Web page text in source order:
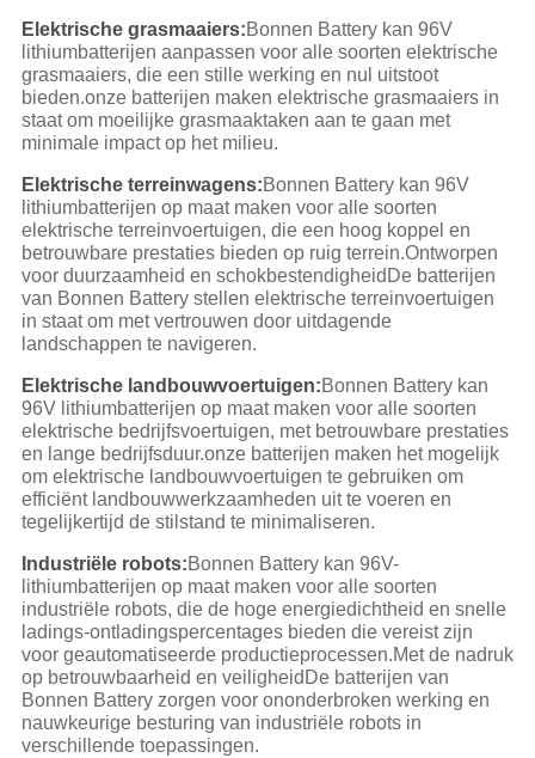
Elektrische grasmaaiers:Bonnen Battery kan 96V
lithiumbatterijen aanpassen voor alle soorten elektrische
grasmaaiers, die een stille werking en nul uitstoot
bieden.onze batterijen maken elektrische grasmaaiers in
staat om moeilijke grasmaaktaken aan te gaan met
minimale impact op het milieu.
Elektrische terreinwagens:Bonnen Battery kan 96V
lithiumbatterijen op maat maken voor alle soorten
elektrische terreinvoertuigen, die een hoog koppel en
betrouwbare prestaties bieden op ruig terrein.Ontworpen
voor duurzaamheid en schokbestendigheidDe batterijen
van Bonnen Battery stellen elektrische terreinvoertuigen
in staat om met vertrouwen door uitdagende
landschappen te navigeren.
Elektrische landbouwvoertuigen:Bonnen Battery kan
96V lithiumbatterijen op maat maken voor alle soorten
elektrische bedrijfsvoertuigen, met betrouwbare prestaties
en lange bedrijfsduur.onze batterijen maken het mogelijk
om elektrische landbouwvoertuigen te gebruiken om
efficiënt landbouwwerkzaamheden uit te voeren en
tegelijkertijd de stilstand te minimaliseren.
Industriële robots:Bonnen Battery kan 96V-
lithiumbatterijen op maat maken voor alle soorten
industriële robots, die de hoge energiedichtheid en snelle
ladings-ontladingspercentages bieden die vereist zijn
voor geautomatiseerde productieprocessen.Met de nadruk
op betrouwbaarheid en veiligheidDe batterijen van
Bonnen Battery zorgen voor ononderbroken werking en
nauwkeurige besturing van industriële robots in
verschillende toepassingen.